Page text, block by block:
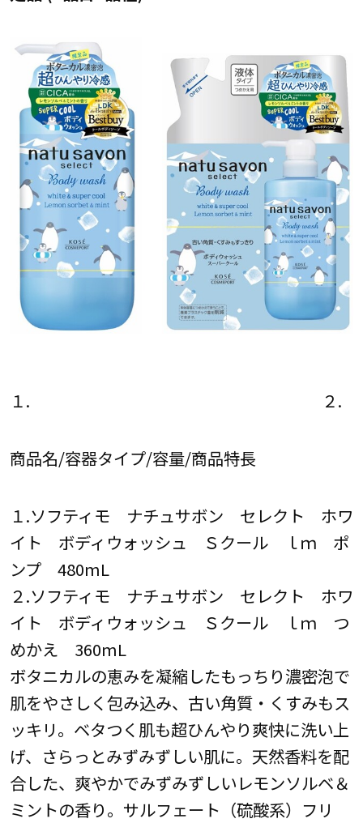
１. ２.
商品名/容器タイプ/容量/商品特長
１.ソフティモ ナチュサボン セレクト ホワ
イト ボディウォッシュ Ｓクール ｌｍ ポ
ンプ 480mL
２.ソフティモ ナチュサボン セレクト ホワ
イト ボディウォッシュ Ｓクール ｌｍ つ
めかえ 360mL
ボタニカルの恵みを凝縮したもっちり濃密泡で
肌をやさしく包み込み、古い角質・くすみもス
ッキリ。ベタつく肌も超ひんやり爽快に洗い上
げ、さらっとみずみずしい肌に。天然香料を配
合した、爽やかでみずみずしいレモンソルベ＆
ミントの香り。サルフェート（硫酸系）フリ